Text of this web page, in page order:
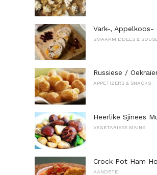
Vark-, Appelkoos-
SMAAKMIDDELS &
Russiese /
APPETIZERS & SNACKS
Heerlike Sjinees
VEGETARIESE MAINS
Crock Pot Ham
AANDETE